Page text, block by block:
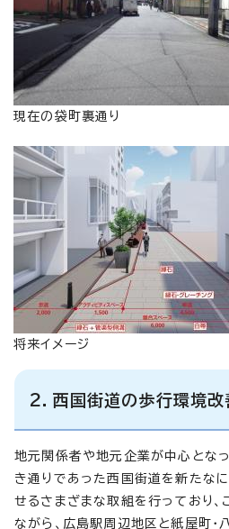
現在の袋町裏通り
将来イメージ
2．西国街道の歩行環境改
地元関係者や地元企業が中心とな
き通りであった西国街道を新たな
せるさまざまな取組を行っており、
ながら、広島駅周辺地区と紙屋町